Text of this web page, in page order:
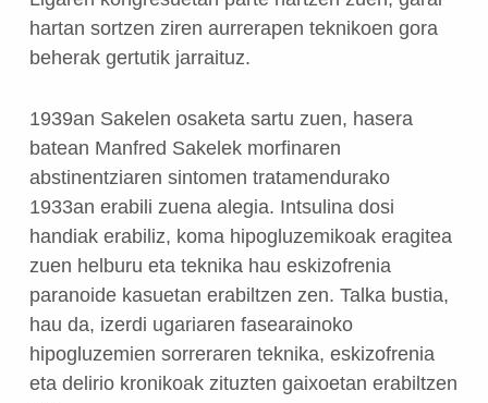
hartan sortzen ziren aurrerapen teknikoen gora
beherak gertutik jarraituz.
1939an Sakelen osaketa sartu zuen, hasera
batean Manfred Sakelek morfinaren
abstinentziaren sintomen tratamendurako
1933an erabili zuena alegia. Intsulina dosi
handiak erabiliz, koma hipogluzemikoak eragitea
zuen helburu eta teknika hau eskizofrenia
paranoide kasuetan erabiltzen zen. Talka bustia,
hau da, izerdi ugariaren fasearainoko
hipogluzemien sorreraren teknika, eskizofrenia
eta delirio kronikoak zituzten gaixoetan erabiltzen